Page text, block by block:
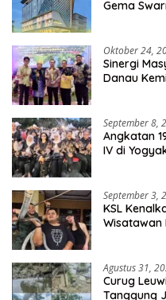
Gema
Oktober 24,
Sinergi
Danau
September 8,
Angkatan
IV di
September 3,
KSL
Wisatawan
Agustus 31,
Curug
Tanggung